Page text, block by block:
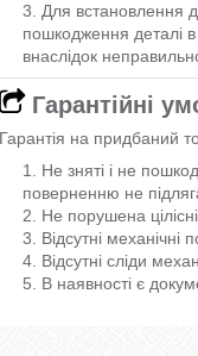
Для встановлення
пошкодження деталі
внаслідок
Гарантійні
Гарантія на придбаний
Не зняті і не
поверненню не
Не порушена
Відсутні
Відсутні сліди
В наявності є